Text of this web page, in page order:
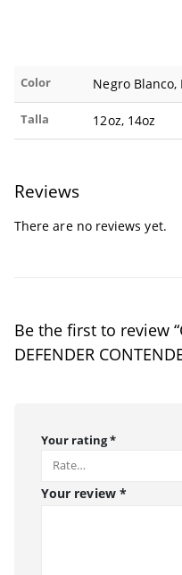
Color Negro
Talla 12oz, 14oz
Reviews
There are no reviews yet.
Be the first to review
DEFENDER
Your rating*
Your review *